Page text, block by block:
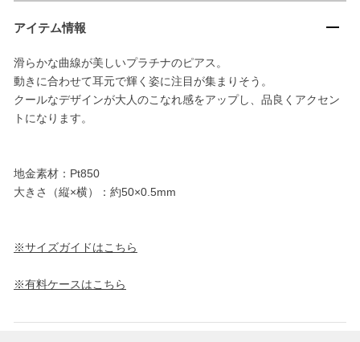
アイテム情報
滑らかな曲線が美しいプラチナのピアス。
動きに合わせて耳元で輝く姿に注目が集まりそう。
クールなデザインが大人のこなれ感をアップし、品良くアクセン
トになります。
地金素材：Pt850
大きさ（縦×横）：約50×0.5mm
※サイズガイドはこちら
※有料ケースはこちら